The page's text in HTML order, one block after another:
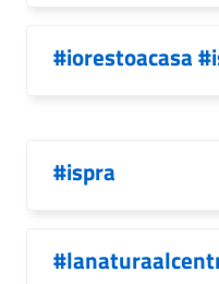
#iorestoacasa
#ispra